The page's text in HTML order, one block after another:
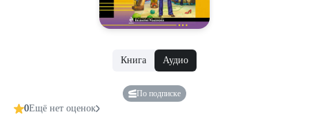
Книга Аудио
По подписке
0Ещё нет оценок